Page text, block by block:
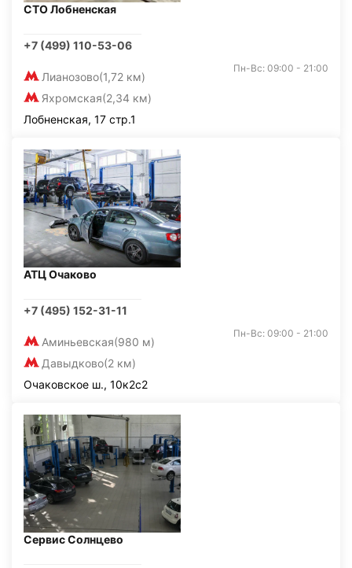
СТО Лобненская
+7 (499) 110-53-06
Лианозово(1,72 км)
Яхромская(2,34 км)
Пн-Вс: 09:00 - 21:00
Лобненская, 17 стр.1
АТЦ Очаково
+7 (495) 152-31-11
Аминьевская(980 м)
Давыдково(2 км)
Пн-Вс: 09:00 - 21:00
Очаковское ш., 10к2с2
Сервис Солнцево